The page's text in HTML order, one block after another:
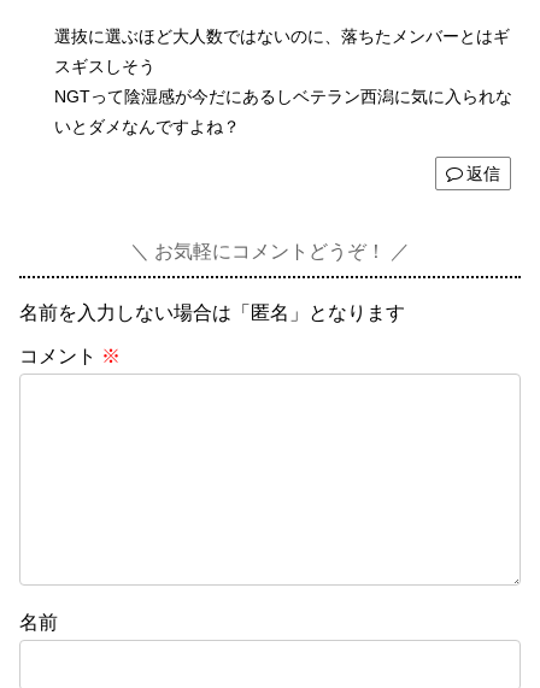
選抜に選ぶほど大人数ではないのに、落ちたメンバーとはギ
スギスしそう
NGTって陰湿感が今だにあるしベテラン西潟に気に入られな
いとダメなんですよね？
返信
お気軽にコメントどうぞ！
名前を入力しない場合は「匿名」となります
コメント ※
名前